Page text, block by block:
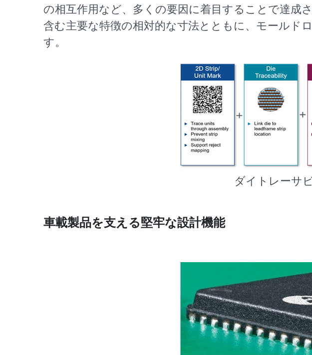
の相互作用など、多くの要因に着目することで達成
含む主要な特徴の相対的な寸法とともに、モールド
す。
ダイトレーサ
車載製品を支える堅牢な設計機能